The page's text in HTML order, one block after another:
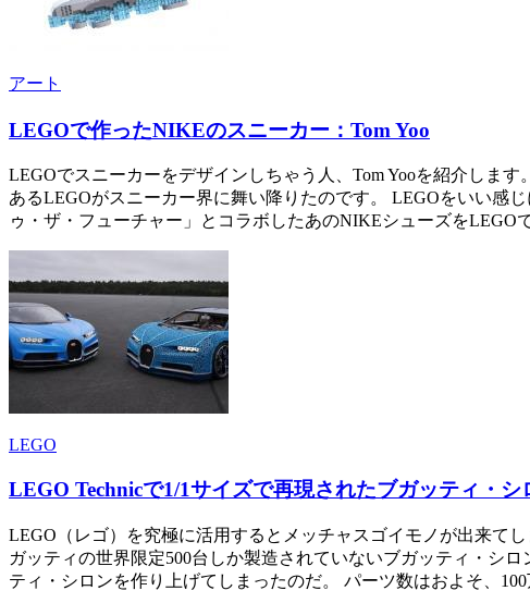
アート
LEGOで作ったNIKEのスニーカー：Tom Yoo
LEGOでスニーカーをデザインしちゃう人、Tom Yooを紹介しま
あるLEGOがスニーカー界に舞い降りたのです。 LEGOをいい感
ゥ・ザ・フューチャー」とコラボしたあのNIKEシューズをLEGO
LEGO
LEGO Technicで1/1サイズで再現されたブガッティ・シ
LEGO（レゴ）を究極に活用するとメッチャスゴイモノが出来て
ガッティの世界限定500台しか製造されていないブガッティ・シ
ティ・シロンを作り上げてしまったのだ。 パーツ数はおよそ、